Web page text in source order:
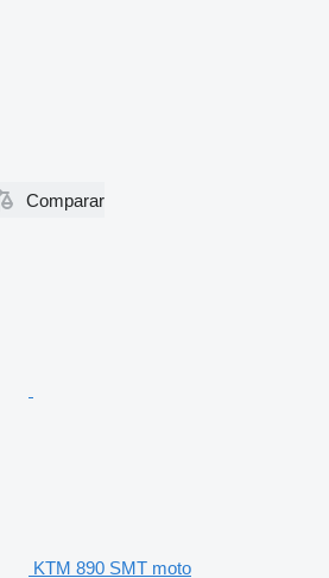
Comparar
KTM 890 SMT moto